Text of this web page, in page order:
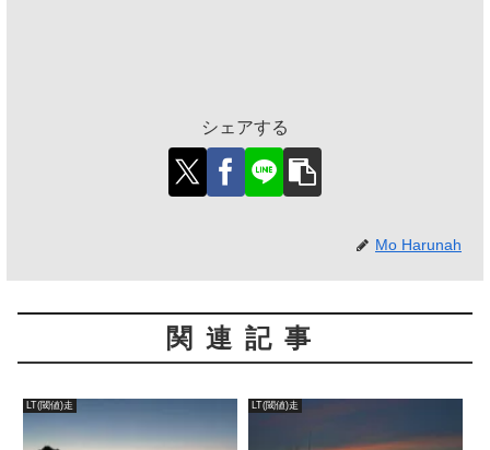
シェアする
Mo Harunah
関連記事
LT(閾値)走 LT(閾値)走